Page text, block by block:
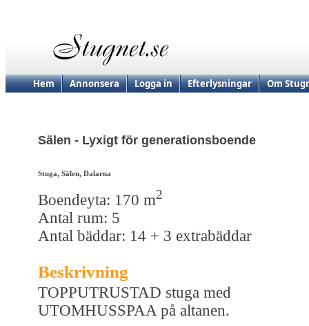
Hem Annonsera Logga in Efterlysningar Om
Sälen - Lyxigt för generationsboende
Stuga, Sälen, Dalarna
Boendeyta: 170 m2
Antal rum: 5
Antal bäddar: 14 + 3 extrabäddar
Beskrivning
TOPPUTRUSTAD stuga med
UTOMHUSSPAA på altanen.